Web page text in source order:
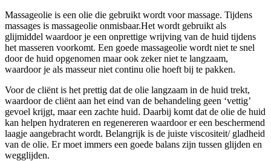
Massageolie is een olie die gebruikt wordt voor massage. Tijdens
massages is massageolie onmisbaar.Het wordt gebruikt als
glijmiddel waardoor je een onprettige wrijving van de huid tijdens
het masseren voorkomt. Een goede massageolie wordt niet te snel
door de huid opgenomen maar ook zeker niet te langzaam,
waardoor je als masseur niet continu olie hoeft bij te pakken.
Voor de cliënt is het prettig dat de olie langzaam in de huid trekt,
waardoor de cliënt aan het eind van de behandeling geen ‘vettig’
gevoel krijgt, maar een zachte huid. Daarbij komt dat de olie de huid
kan helpen hydrateren en regenereren waardoor er een beschermend
laagje aangebracht wordt. Belangrijk is de juiste viscositeit/ gladheid
van de olie. Er moet immers een goede balans zijn tussen glijden en
wegglijden.